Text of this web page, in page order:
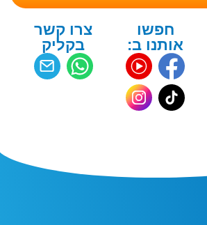
חפשו
אותנו ב:
צרו קשר
בקליק